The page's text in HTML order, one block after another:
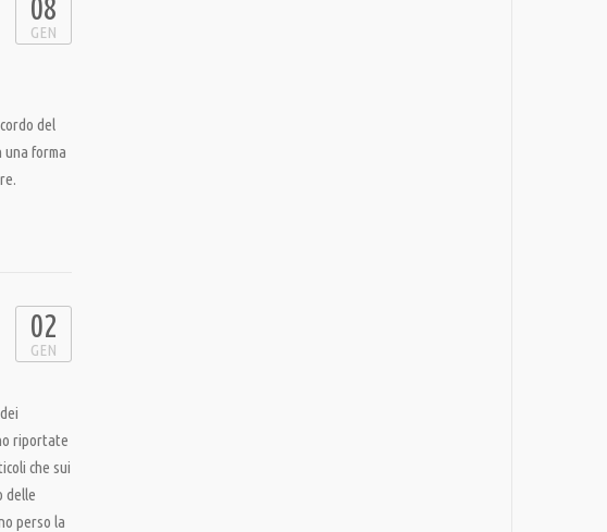
08
GEN
del
forma
02
GEN
riportate
che sui
delle
perso la